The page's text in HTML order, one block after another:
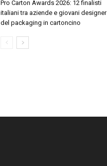
Pro Carton Awards 2026: 12 finalisti
italiani tra aziende e giovani designer
del packaging in cartoncino